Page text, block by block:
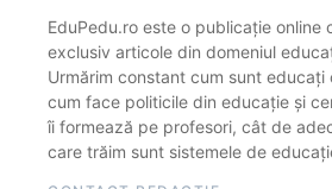
EduPedu.ro este o publicație online
exclusiv articole din domeniul
Urmărim constant cum sunt educați
cum face politicile din educație și
îi formează pe profesori, cât de
care trăim sunt sistemele de